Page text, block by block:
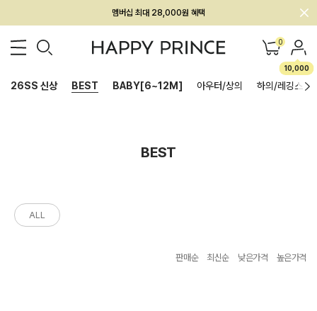
멤버십 최대 28,000원 혜택
0
10,000
26SS 신상 BEST BABY[6~12M] 아우터/상의 하의/레깅스
BEST
ALL
판매순 최신순 낮은가격 높은가격